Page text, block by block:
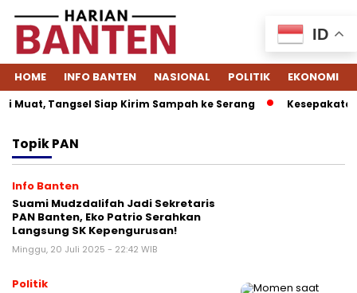
HOME INFO BANTEN NASIONAL POLITIK EKONOMI
Muat, Tangsel Siap Kirim Sampah ke Serang
TopikPAN
Info Banten
Suami Mudzdalifah Jadi Sekretaris
PAN Banten, Eko Patrio Serahkan
Langsung SK Kepengurusan!
Minggu, 20 Juli 2025 - 22:42 WIB
Politik
ID